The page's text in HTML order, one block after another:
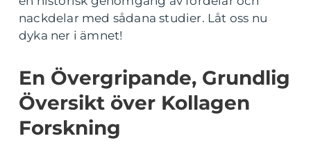
nackdelar med sådana studier. Låt oss nu
dyka ner i ämnet!
En Övergripande, Grundlig
Översikt över Kollagen
Forskning